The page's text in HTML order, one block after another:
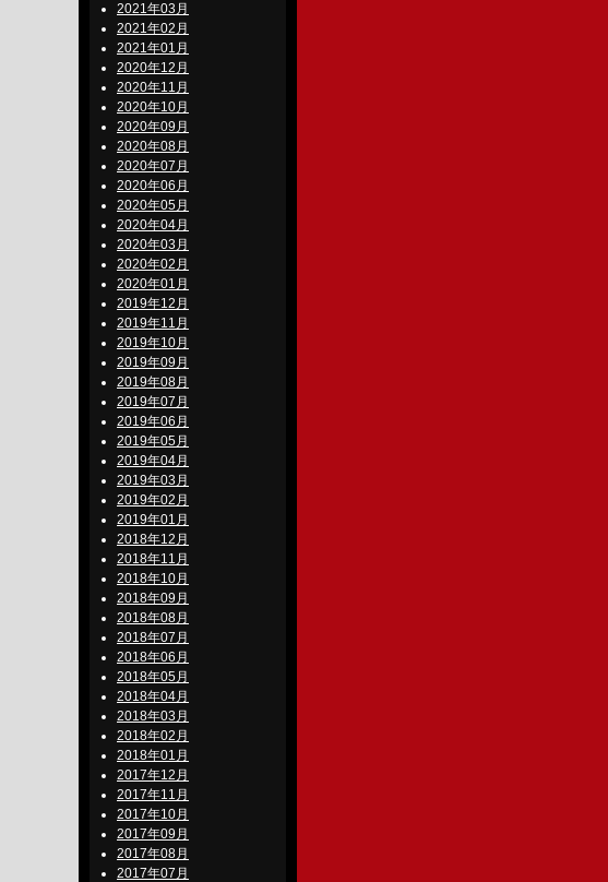
2021年03月
2021年02月
2021年01月
2020年12月
2020年11月
2020年10月
2020年09月
2020年08月
2020年07月
2020年06月
2020年05月
2020年04月
2020年03月
2020年02月
2020年01月
2019年12月
2019年11月
2019年10月
2019年09月
2019年08月
2019年07月
2019年06月
2019年05月
2019年04月
2019年03月
2019年02月
2019年01月
2018年12月
2018年11月
2018年10月
2018年09月
2018年08月
2018年07月
2018年06月
2018年05月
2018年04月
2018年03月
2018年02月
2018年01月
2017年12月
2017年11月
2017年10月
2017年09月
2017年08月
2017年07月